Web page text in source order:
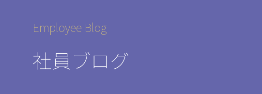
Employee Blog
社員ブログ